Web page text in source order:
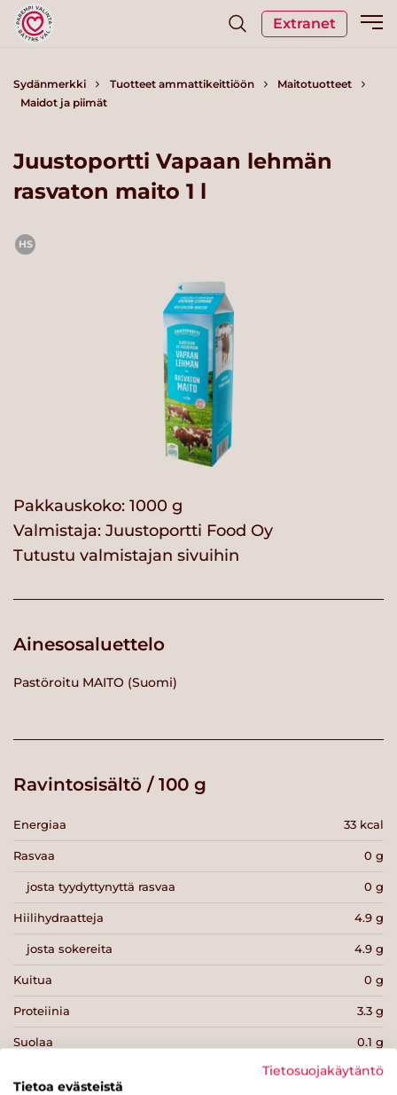
Extranet
Sydänmerkki Tuotteet ammattikeittiöön
Maitotuotteet
Maidot ja piimät
Juustoportti Vapaan lehmän
rasvaton maito 1 l
HS
Pakkauskoko: 1000 g
Valmistaja: Juustoportti Food Oy
Tutustu valmistajan sivuihin
Ainesosaluettelo
Pastöroitu MAITO (Suomi)
Ravintosisältö / 100 g
Energiaa 33 kcal
Rasvaa 0 g
josta tyydyttynyttä rasvaa 0 g
Hiilihydraatteja 4.9 g
josta sokereita 4.9 g
Kuitua 0 g
Proteiinia 3.3 g
Suolaa 0.1 g
Tietosuojakäytäntö
Tietoa evästeistä